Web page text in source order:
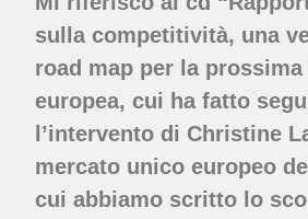
sulla competitività, una
road map per la
europea, cui ha fatto
l’intervento di Christine
mercato unico europeo
cui abbiamo scritto lo